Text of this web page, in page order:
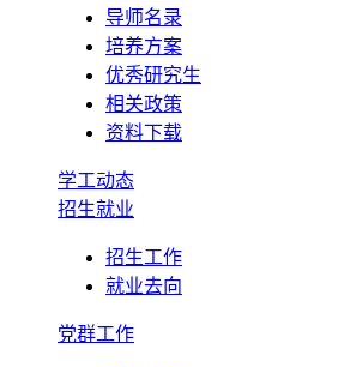
导师名录
培养方案
优秀研究生
相关政策
资料下载
学工动态
招生就业
招生工作
就业去向
党群工作